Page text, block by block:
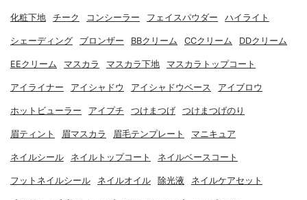
化粧下地 チーク コンシーラー フェイスパウダー ハイライト
シェーディング ブロンザー BBクリーム CCクリーム DDクリーム
EEクリーム マスカラ マスカラ下地 マスカラトップコート
アイライナー アイシャドウ アイシャドウベース アイブロウ
ホットビューラー アイプチ つけまつげ つけまつげのり
眉ティント 眉マスカラ 眉毛テンプレート マニキュア
ネイルシール ネイルトップコート ネイルベースコート
フットネイルシール ネイルオイル 除光液 ネイルケアセット